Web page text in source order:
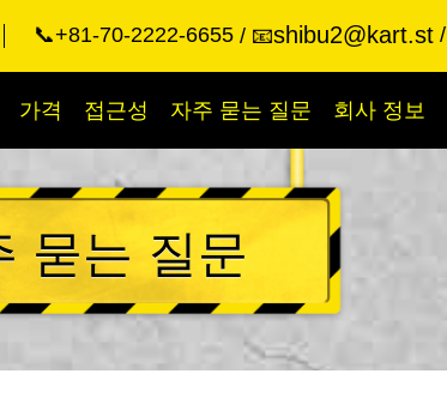
📞+81-70-2222-6655 📧shibu2@kart.st
가격 접근성 자주 묻는 질문 회사 정보
묻는 질문